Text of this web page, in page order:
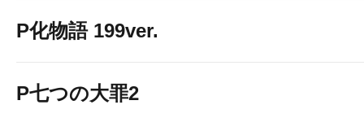
P化物語 199ver.
P七つの大罪2